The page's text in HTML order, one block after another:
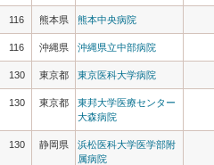
116 熊本県 熊本中央病院
116 沖縄県 沖縄県立中部病院
130 東京都 東京医科大学病院
130 東京都
東邦大学医療センター
大森病院
130 静岡県
浜松医科大学医学部附
属病院